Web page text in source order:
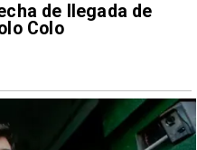
de llegada de
Colo